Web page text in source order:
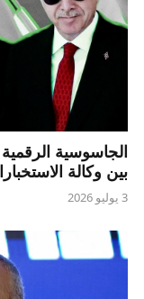
الجاسوسية
بين وكالة
3 يوليو 2026